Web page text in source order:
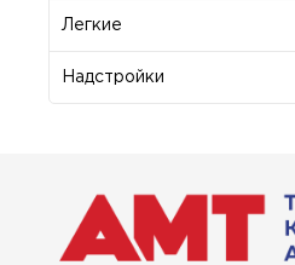
Легкие
Надстройки